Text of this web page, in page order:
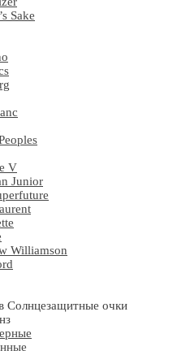
Sake
V
Junior
Williamson
Солнцезащитные очки